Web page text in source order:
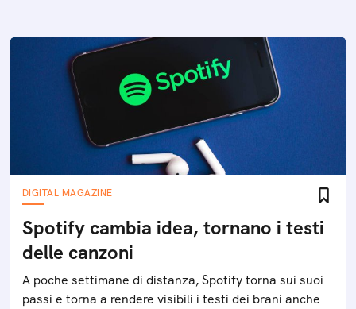
DIGITAL MAGAZINE
Spotify cambia idea, tornano i testi
delle canzoni
A poche settimane di distanza, Spotify torna sui suoi
passi e torna a rendere visibili i testi dei brani anche